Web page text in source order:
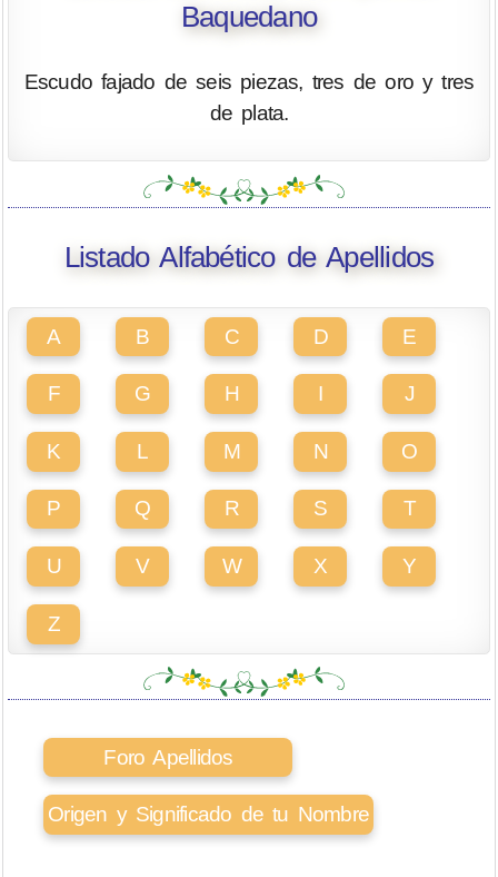
Baquedano
Escudo fajado de seis piezas, tres de oro y tres
de plata.
Listado Alfabético de Apellidos
A B C D E
F G H I J
K L M N O
P Q R S T
U V W X Y
Z
Foro Apellidos
Origen y Significado de tu Nombre